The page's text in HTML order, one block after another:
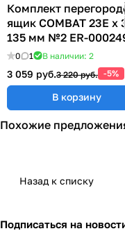
Комплект
ящик COMBAT 23Е х
135 мм №2 ER-
0 1 В наличии: 2
3 059 руб.3 220 руб. -5%
В корзину
Похожие
Назад к списку
Подписаться на